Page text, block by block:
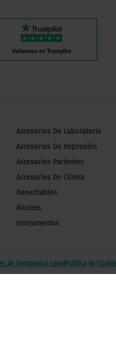
Accesorios De Laboratorio
Accesorios De Impresión
Accesorios Pacientes
Accesorios De Clínica
Desechables
Alicates
Instrumentos
de VentaAviso LegalPolítica de